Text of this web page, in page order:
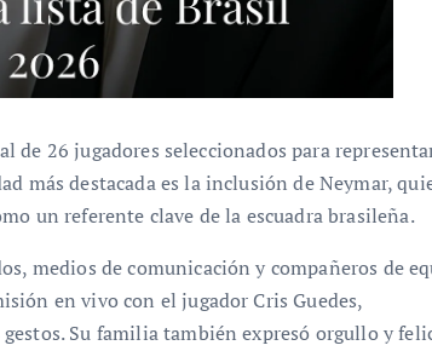
26 jugadores seleccionados para
más destacada es la inclusión de Neymar,
un referente clave de la escuadra brasileña.
medios de comunicación y compañeros de
en vivo con el jugador Cris Guedes,
Su familia también expresó orgullo y